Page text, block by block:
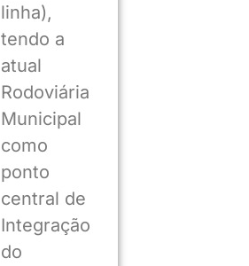
linha),
tendo a
atual
Rodoviária
Municipal
como
ponto
central de
Integração
do